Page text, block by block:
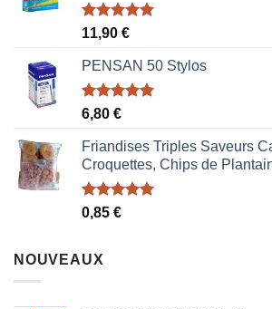
1,87 €.
Note5.00
11,90 €
PENSAN 50 Stylos
Note5.00
6,80 €
Friandises Triples Saveurs
Croquettes, Chips de
Note5.00
0,85 €
NOUVEAUX